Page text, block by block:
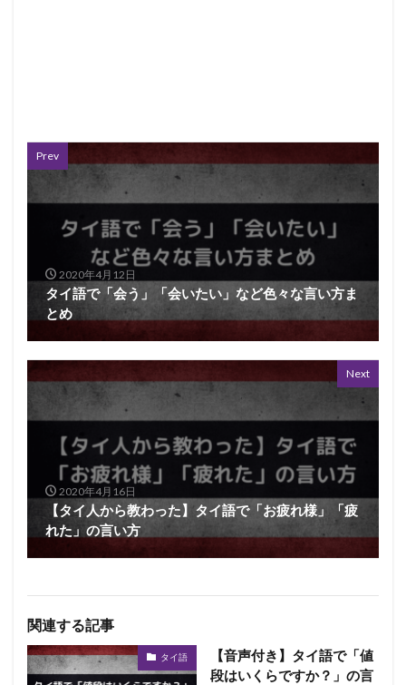
Prev
2020年4月12日
タイ語で「会う」「会いたい」など色々な言い方ま
とめ
Next
2020年4月16日
【タイ人から教わった】タイ語で「お疲れ様」「疲
れた」の言い方
関連する記事
タイ語
【音声付き】タイ語で「値
段はいくらですか？」の言